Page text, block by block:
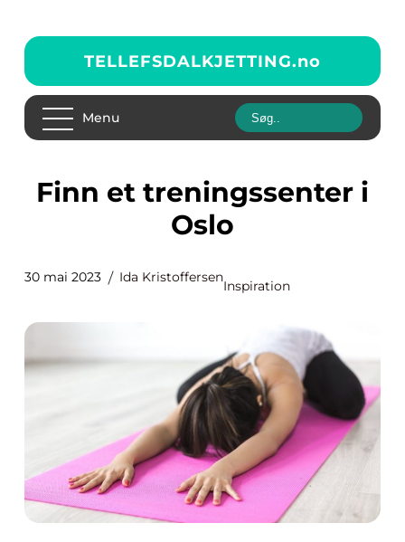
TELLEFSDALKJETTING.no
Menu
Finn et treningssenter i
Oslo
30 mai 2023 Ida Kristoffersen
Inspiration